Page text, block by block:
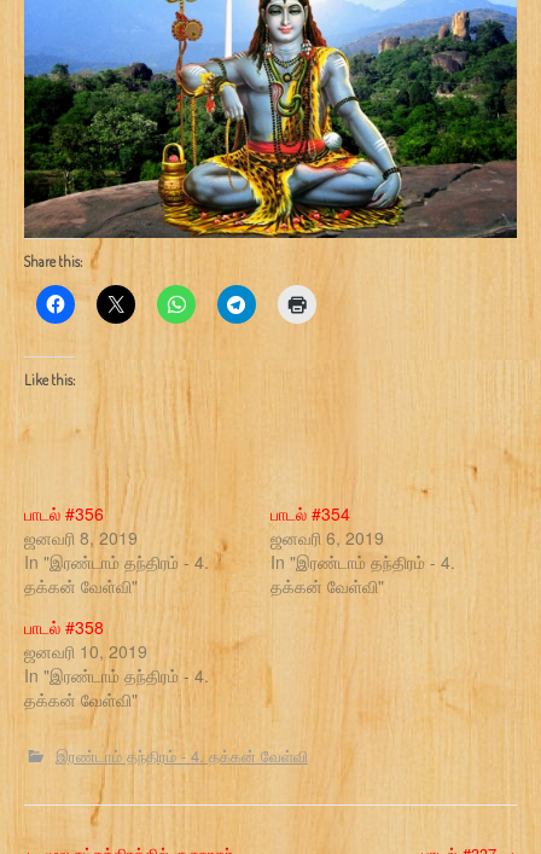
Share this:
Like this:
பாடல் #356
ஜனவரி 8, 2019
In "இரண்டாம் தந்திரம் - 4.
தக்கன் வேள்வி"
பாடல் #354
ஜனவரி 6, 2019
In "இரண்டாம் தந்திரம் - 4.
தக்கன் வேள்வி"
பாடல் #358
ஜனவரி 10, 2019
In "இரண்டாம் தந்திரம் - 4.
தக்கன் வேள்வி"
இரண்டாம் தந்திரம் - 4. தக்கன் வேள்வி